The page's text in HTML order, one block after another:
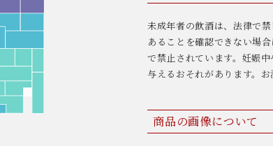
未成年者の飲酒は、法律で
あることを確認できない場
で禁止されています。妊娠
与えるおそれがあります。お
商品の画像について